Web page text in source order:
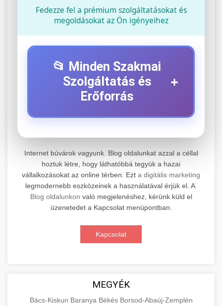
Fedezze fel a prémium szolgáltatásokat és
megoldásokat az Ön igényeihez
📂 Minden Szakmai
Szolgáltatás és
Erőforrás
+
+
Professzionális elektromos roller javítási és
karbantartási szolgáltatások. Szakértő
technikusaink minőségi szervízt nyújtanak
minden jelentős márkához és modellhez.
Szervizközpont Látogatása
📊 2. Online Marketing
Ügynökség
+
beleértve a SEO-t, közösségi média kezelést és
digitális hirdetéseket. Növekedés elérése
aimarketingugynokseg.hu
digitális ügynökségi szolgáltatások
🛴 3. Legjobb Elektromos Roller
legjobb modelleket, funkciókat és árakat
megalapozott vásárlási döntéshez.
🔗 4. Prémium Linképítés
Magas minőségű backlink beszerzési
Internet búvárok vagyunk. Blog oldalunkat azzal a céllal
hoztuk létre, hogy láthatóbbá tegyük a hazai
vállalkozásokat az online térben. Ezt a digitális marketing
legmodernebb eszközeinek a használatával érjük el. A
Blog oldalunkon való megjelenéshez, kérünk küld el
üzenetedet a Kapcsolat menüpontban.
Kapcsolat
MEGYÉK
Bács-Kiskun Baranya Békés Borsod-Abaúj-Zemplén